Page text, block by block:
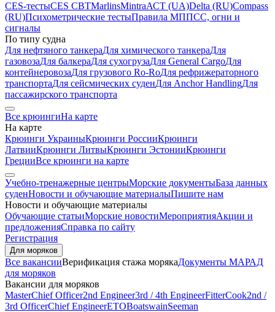
CES-тестыCES CBTMarlinsMintraАСТ (UA)Delta (RU)Compass
(RU)Психометрические тестыПравила МППСС, огни и
сигналы
По типу судна
Для нефтяного танкераДля химического танкераДля
газовозаДля балкераДля сухогрузаДля General CargoДля
контейнеровозаДля грузового Ro-RoДля рефрижераторного
транспортаДля сейсмических суденДля Anchor HandlingДля
пассажирского транспорта
Все крюингиНа карте
На карте
Крюинги УкраиныКрюинги РоссииКрюинги
ЛатвииКрюинги ЛитвыКрюинги ЭстонииКрюинги
ГрецииВсе крюинги на карте
Учебно-тренажерные центрыМорские документыБаза данных
суденНовости и обучающие материалыПишите нам
Новости и обучающие материалы
Обучающие статьиМорские новостиМероприятияАкции и
предложенияСправка по сайту
Регистрация
Для моряков
Все вакансииВерификация стажа морякаДокументы МАРАД
для моряков
Вакансии для моряков
MasterChief Officer2nd Engineer3rd / 4th EngineerFitterCook2nd /
3rd OfficerChief EngineerETOBoatswainSeeman